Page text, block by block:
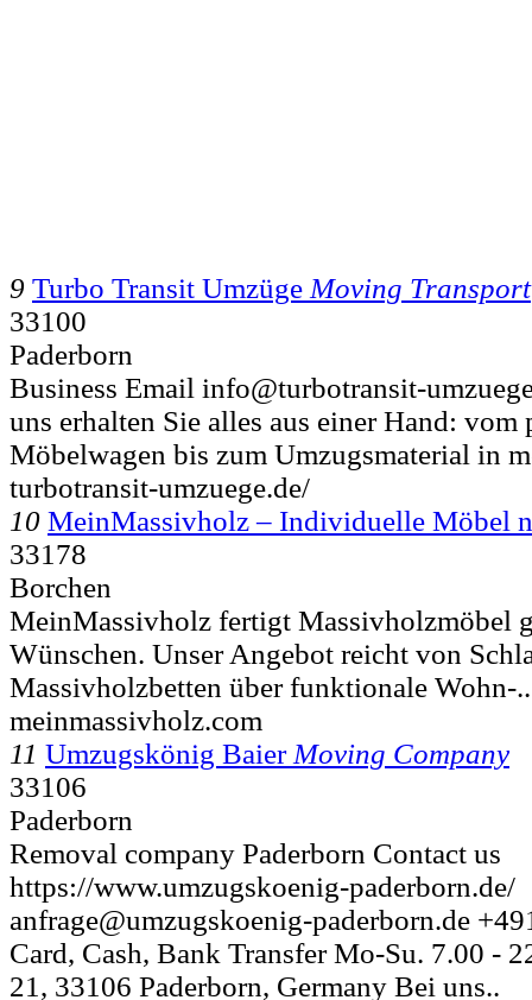
9 Turbo Transit Umzüge Moving Transport
33100
Paderborn
Business Email info@turbotransit-
uns erhalten Sie alles aus einer Hand: vom
Möbelwagen bis zum Umzugsmaterial in
turbotransit-umzuege.de/
10 MeinMassivholz – Individuelle Möbel
33178
Borchen
MeinMassivholz fertigt Massivholzmöbel
Wünschen. Unser Angebot reicht von
Massivholzbetten über funktionale Wohn-..
meinmassivholz.com
11 Umzugskönig Baier Moving Company
33106
Paderborn
Removal company Paderborn Contact us
https://www.umzugskoenig-paderborn.de/
anfrage@umzugskoenig-paderborn.de
Card, Cash, Bank Transfer Mo-Su. 7.00 -
21, 33106 Paderborn, Germany Bei uns..